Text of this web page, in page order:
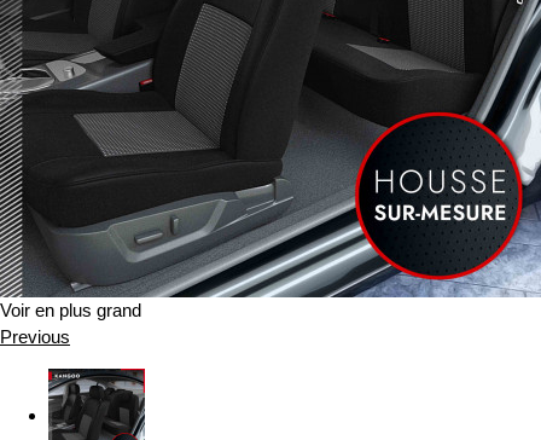
Voir en plus grand
Previous